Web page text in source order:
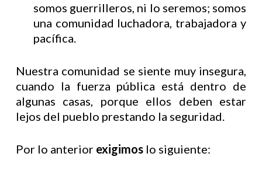
somos guerrilleros, ni lo seremos; somos
una comunidad luchadora, trabajadora y
pacífica.
Nuestra comunidad se siente muy insegura,
cuando la fuerza pública está dentro de
algunas casas, porque ellos deben estar
lejos del pueblo prestando la seguridad.
Por lo anterior exigimoslo siguiente: